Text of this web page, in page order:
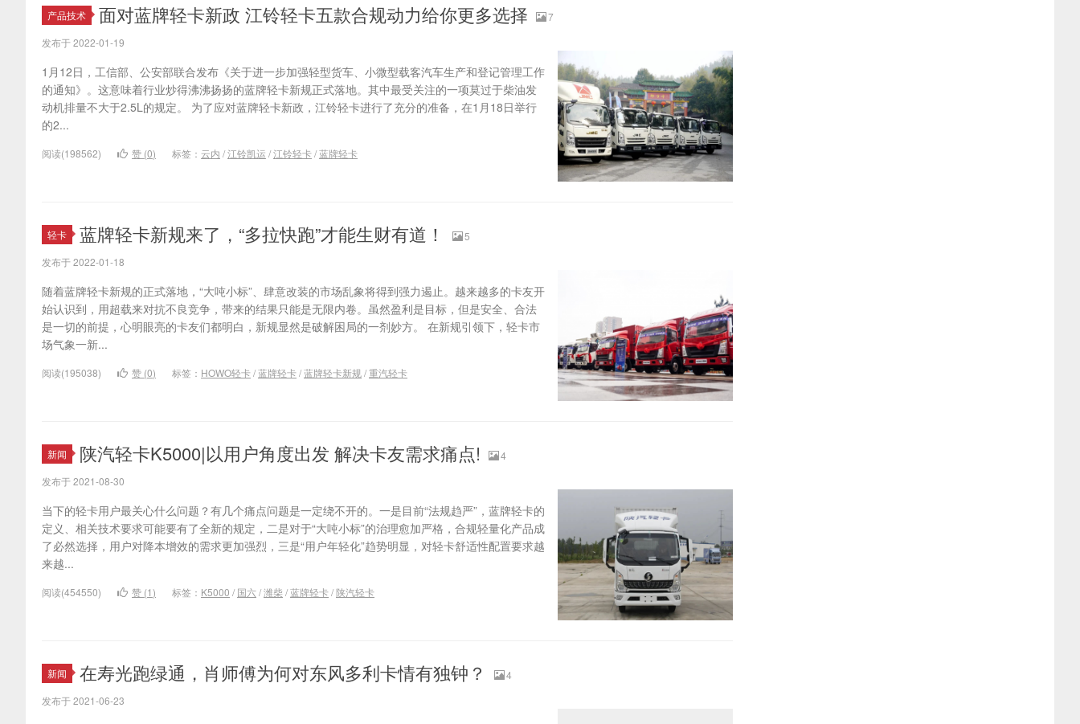
产品技术 面对蓝牌轻卡新政 江铃轻卡五款合规动力给你更多选择
7
发布于 2022-01-19
1月12日，工信部、公安部联合发布《关于进一步加强轻型货车、小微型载客汽车生产和登记管理工作
的通知》。这意味着行业炒得沸沸扬扬的蓝牌轻卡新规正式落地。其中最受关注的一项莫过于柴油发
动机排量不大于2.5L的规定。 为了应对蓝牌轻卡新政，江铃轻卡进行了充分的准备，在1月18日举行
的2...
阅读(198562) 赞 (0) 标签： 云内 /江铃凯运 /江铃轻卡/蓝牌轻卡
轻卡 蓝牌轻卡新规来了，“多拉快跑”才能生财有道！
5
发布于 2022-01-18
随着蓝牌轻卡新规的正式落地，“大吨小标”、肆意改装的市场乱象将得到强力遏止。越来越多的卡友开
始认识到，用超载来对抗不良竞争，带来的结果只能是无限内卷。虽然盈利是目标，但是安全、合法
是一切的前提，心明眼亮的卡友们都明白，新规显然是破解困局的一剂妙方。 在新规引领下，轻卡市
场气象一新...
阅读(195038) 赞 (0) 标签： HOWO轻卡/蓝牌轻卡/蓝牌轻卡新规/重汽轻卡
新闻 陕汽轻卡K5000|以用户角度出发 解决卡友需求痛点!
4
发布于 2021-08-30
当下的轻卡用户最关心什么问题？有几个痛点问题是一定绕不开的。一是目前“法规趋严”，蓝牌轻卡的
定义、相关技术要求可能要有了全新的规定，二是对于“大吨小标”的治理愈加严格，合规轻量化产品成
了必然选择，用户对降本增效的需求更加强烈，三是“用户年轻化”趋势明显，对轻卡舒适性配置要求越
来越...
阅读(454550) 赞 (1) 标签： K5000 / 国六/潍柴/蓝牌轻卡/陕汽轻卡
新闻 在寿光跑绿通，肖师傅为何对东风多利卡情有独钟？
4
发布于 2021-06-23